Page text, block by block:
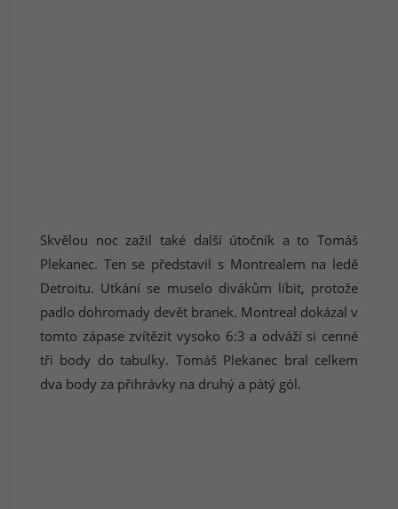
Skvělou noc zažil také další útočník a to Tomáš
Plekanec. Ten se představil s Montrealem na ledě
Detroitu. Utkání se muselo divákům líbit, protože
padlo dohromady devět branek. Montreal dokázal v
tomto zápase zvítězit vysoko 6:3 a odváží si cenné
tři body do tabulky. Tomáš Plekanec bral celkem
dva body za přihrávky na druhý a pátý gól.